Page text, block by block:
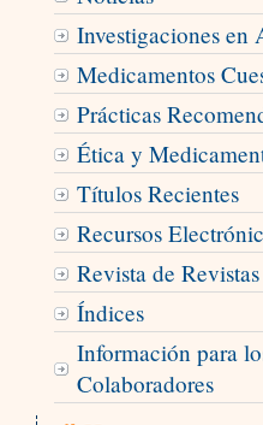
Investigaciones en
Medicamentos
Prácticas
Ética y
Títulos Recientes
Recursos
Revista de Revistas
Índices
Información para
Colaboradores